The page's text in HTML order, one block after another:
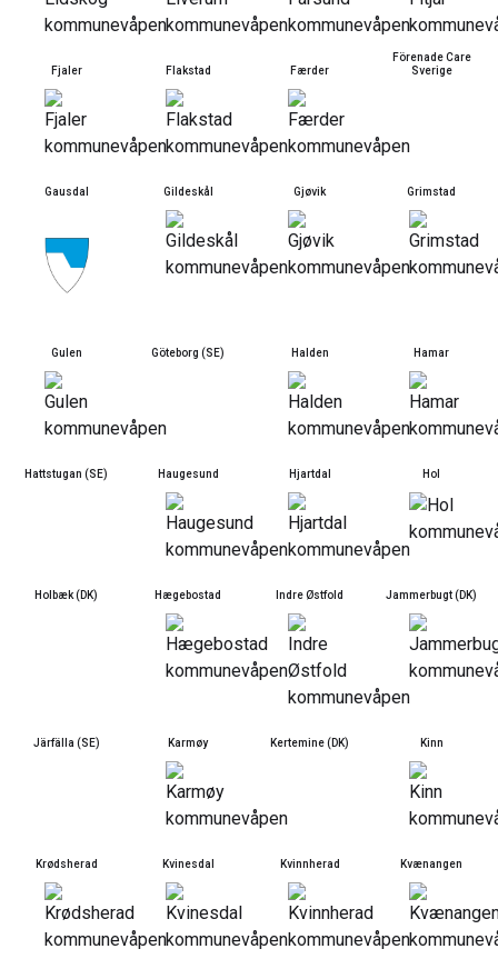
Fjaler Flakstad Færder
Förenade Care
Sverige
Gausdal Gildeskål Gjøvik Grimstad
Gulen Göteborg (SE) Halden Hamar
Hattstugan (SE) Haugesund Hjartdal Hol
Holbæk (DK) Hægebostad Indre Østfold Jammerbugt (DK)
Järfälla (SE) Karmøy Kertemine (DK) Kinn
Krødsherad Kvinesdal Kvinnherad Kvænangen